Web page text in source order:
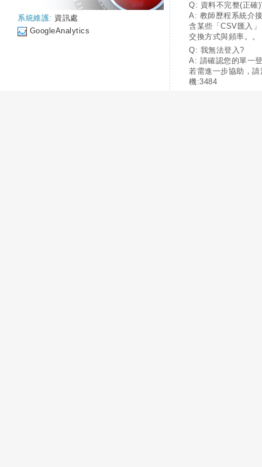
系統維護: 資訊處
GoogleAnalytics
Q: 資料不完整(正確
A: 教師歷程系統介
含某些「CSV匯入
交換方式與頻率。。
Q: 我無法登入?
A: 請確認您的單一
若需進一步協助，
機:3484